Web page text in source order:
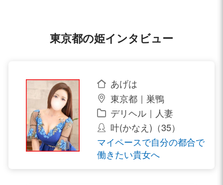
東京都の姫インタビュー
あげは
東京都｜巣鴨
デリヘル｜人妻
叶(かなえ)（35）
マイペースで自分の都合で
働きたい貴女へ